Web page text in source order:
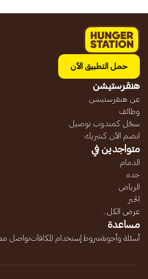
حمل التطبيق الآن
هنقرستيشن
عن هنقرستيشن
وظائف
سجّل كمندوب توصيل
انضم الآن كشريك
متواجدين في
الدمام
جده
الرياض
الخبر
عرض الكل...
مساعدة
أسئلة وأجوبةشروط إستخدام المكافآتتواصل